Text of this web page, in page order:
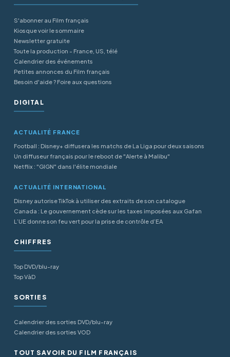
S'abonner au Film français
Kiosque voir le sommaire
Newsletter gratuite
Toute la production - France, US, télé
Calendrier des événements
Petites annonces du Film français
Besoin d'aide ? Foire aux questions
DIGITAL
ACTUALITÉ FRANCE
Football : Disney+ diffusera les matchs de La Liga pour deux saisons
Un diffuseur français pour le reboot de "Alerte à Malibu"
Netflix : "GIGN" dans l'élite mondiale
ACTUALITÉ INTERNATIONAL
Disney autorise TikTok à utiliser des extraits de son catalogue
Canada : Le gouvernement cède sur les taxes imposées aux Gafan
L’UE donne son feu vert pour la prise de contrôle d’EA
CHIFFRES
Top DVD/blu-ray
Top VàD
SORTIES
Calendrier des sorties DVD/blu-ray
Calendrier des sorties VOD
TOUT SAVOIR DU FILM FRANÇAIS